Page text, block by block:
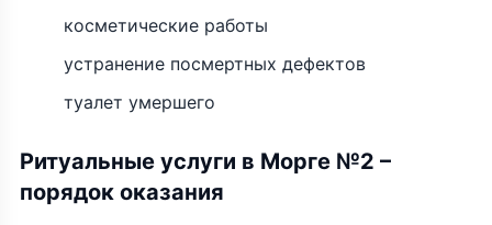
косметические работы
устранение посмертных дефектов
туалет умершего
Ритуальные услуги в Морге №2 –
порядок оказания